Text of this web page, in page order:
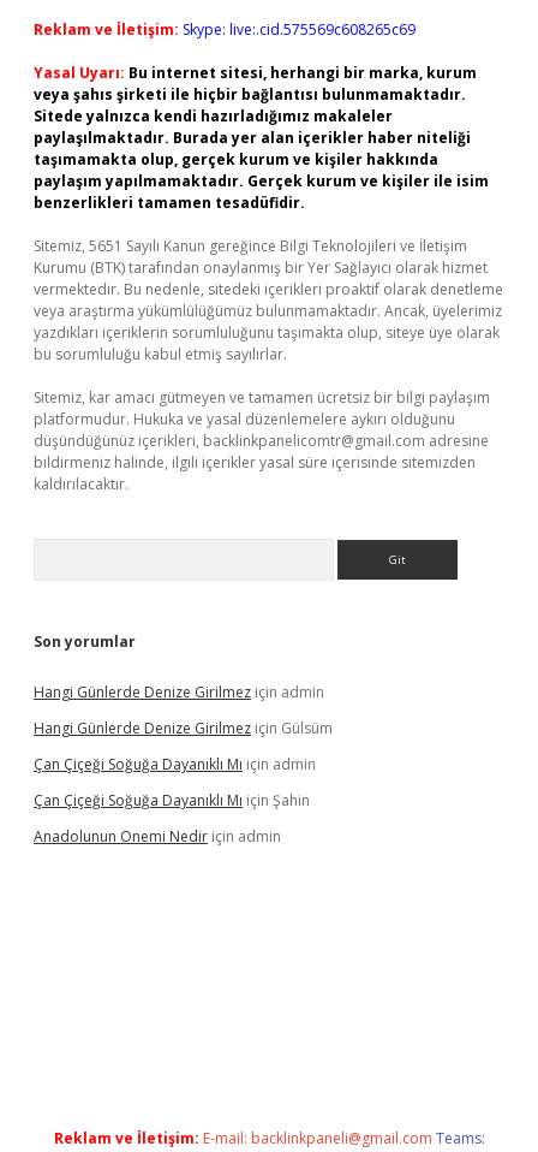
Reklam ve İletişim: Skype: live:.cid.575569c608265c69
Yasal Uyarı: Bu internet sitesi, herhangi bir marka, kurum
veya şahıs şirketi ile hiçbir bağlantısı bulunmamaktadır.
Sitede yalnızca kendi hazırladığımız makaleler
paylaşılmaktadır. Burada yer alan içerikler haber niteliği
taşımamakta olup, gerçek kurum ve kişiler hakkında
paylaşım yapılmamaktadır. Gerçek kurum ve kişiler ile isim
benzerlikleri tamamen tesadüfidir.
Sitemiz, 5651 Sayılı Kanun gereğince Bilgi Teknolojileri ve İletişim
Kurumu (BTK) tarafından onaylanmış bir Yer Sağlayıcı olarak hizmet
vermektedir. Bu nedenle, sitedeki içerikleri proaktif olarak denetleme
veya araştırma yükümlülüğümüz bulunmamaktadır. Ancak, üyelerimiz
yazdıkları içeriklerin sorumluluğunu taşımakta olup, siteye üye olarak
bu sorumluluğu kabul etmiş sayılırlar.
Sitemiz, kar amacı gütmeyen ve tamamen ücretsiz bir bilgi paylaşım
platformudur. Hukuka ve yasal düzenlemelere aykırı olduğunu
düşündüğünüz içerikleri, backlinkpanelicomtr@gmail.com adresine
bildirmeniz halinde, ilgili içerikler yasal süre içerisinde sitemizden
kaldırılacaktır.
Son yorumlar
Hangi Günlerde Denize Girilmez için admin
Hangi Günlerde Denize Girilmez için Gülsüm
Çan Çiçeği Soğuğa Dayanıklı Mı için admin
Çan Çiçeği Soğuğa Dayanıklı Mı için Şahin
Anadolunun Onemi Nedir için admin
Reklam ve İletişim: E-mail: backlinkpaneli@gmail.com Teams: